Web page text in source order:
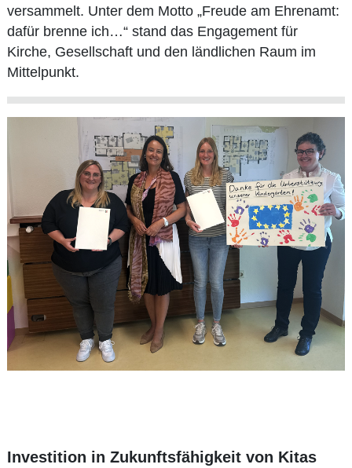
versammelt. Unter dem Motto „Freude am Ehrenamt:
dafür brenne ich…“ stand das Engagement für
Kirche, Gesellschaft und den ländlichen Raum im
Mittelpunkt.
Investition in Zukunftsfähigkeit von Kitas